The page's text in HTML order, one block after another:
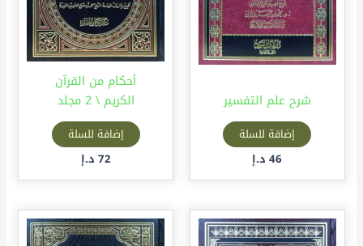
شرح علم التفسير
إضافة للسلة
46 د.إ
أحكام من القرآن
الكريم \ 2 مجلد
إضافة للسلة
72 د.إ